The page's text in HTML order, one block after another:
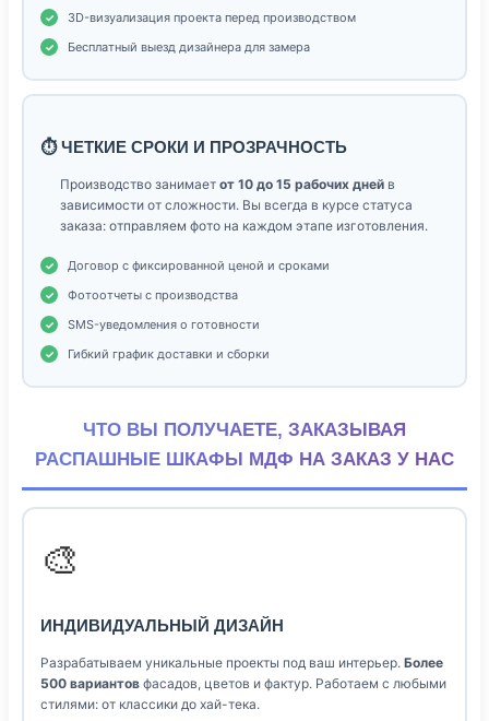
3D-визуализация проекта перед производством
Бесплатный выезд дизайнера для замера
⏱️ ЧЕТКИЕ СРОКИ И ПРОЗРАЧНОСТЬ
Производство занимает от 10 до 15 рабочих дней в
зависимости от сложности. Вы всегда в курсе статуса
заказа: отправляем фото на каждом этапе изготовления.
Договор с фиксированной ценой и сроками
Фотоотчеты с производства
SMS-уведомления о готовности
Гибкий график доставки и сборки
ЧТО ВЫ ПОЛУЧАЕТЕ, ЗАКАЗЫВАЯ
РАСПАШНЫЕ ШКАФЫ МДФ НА ЗАКАЗ У НАС
🎨
ИНДИВИДУАЛЬНЫЙ ДИЗАЙН
Разрабатываем уникальные проекты под ваш интерьер. Более
500 вариантов фасадов, цветов и фактур. Работаем с любыми
стилями: от классики до хай-тека.